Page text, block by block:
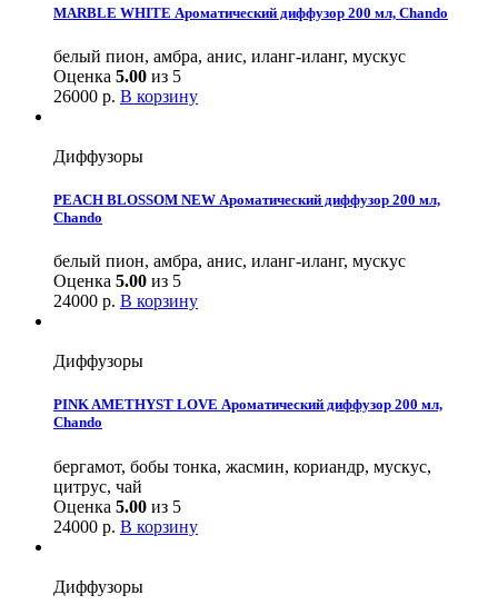
MARBLE WHITE Ароматический диффузор 200 мл, Chando
белый пион, амбра, анис, иланг-иланг, мускус
Оценка 5.00 из 5
26000 р. В корзину
Диффузоры
PEACH BLOSSOM NEW Ароматический диффузор 200 мл,
Chando
белый пион, амбра, анис, иланг-иланг, мускус
Оценка 5.00 из 5
24000 р. В корзину
Диффузоры
PINK AMETHYST LOVE Ароматический диффузор 200 мл,
Chando
бергамот, бобы тонка, жасмин, кориандр, мускус,
цитрус, чай
Оценка 5.00 из 5
24000 р. В корзину
Диффузоры